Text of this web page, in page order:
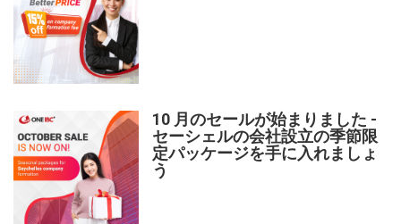
10 月のセールが始まりました -
セーシェルの会社設立の季節限
定パッケージを手に入れましょ
う